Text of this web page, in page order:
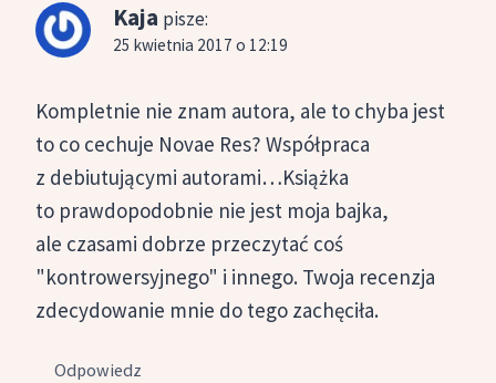
Kaja pisze:
25 kwietnia 2017 o 12:19
Kompletnie nie znam autora, ale to chyba jest
to co cechuje Novae Res? Współpraca
z debiutującymi autorami…Książka
to prawdopodobnie nie jest moja bajka,
ale czasami dobrze przeczytać coś
"kontrowersyjnego" i innego. Twoja recenzja
zdecydowanie mnie do tego zachęciła.
Odpowiedz